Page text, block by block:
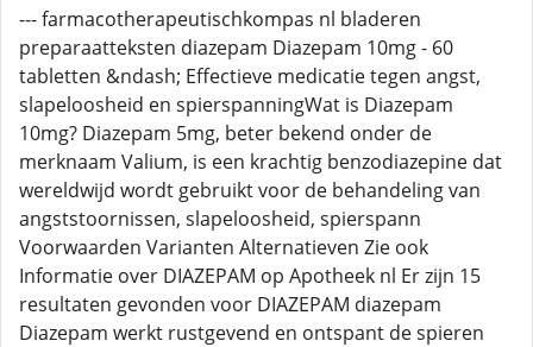
--- farmacotherapeutischkompas nl bladeren
preparaatteksten diazepam Diazepam 10mg - 60
tabletten &ndash; Effectieve medicatie tegen angst,
slapeloosheid en spierspanningWat is Diazepam
10mg? Diazepam 5mg, beter bekend onder de
merknaam Valium, is een krachtig benzodiazepine dat
wereldwijd wordt gebruikt voor de behandeling van
angststoornissen, slapeloosheid, spierspann
Voorwaarden Varianten Alternatieven Zie ook
Informatie over DIAZEPAM op Apotheek nl Er zijn 15
resultaten gevonden voor DIAZEPAM diazepam
Diazepam werkt rustgevend en ontspant de spieren